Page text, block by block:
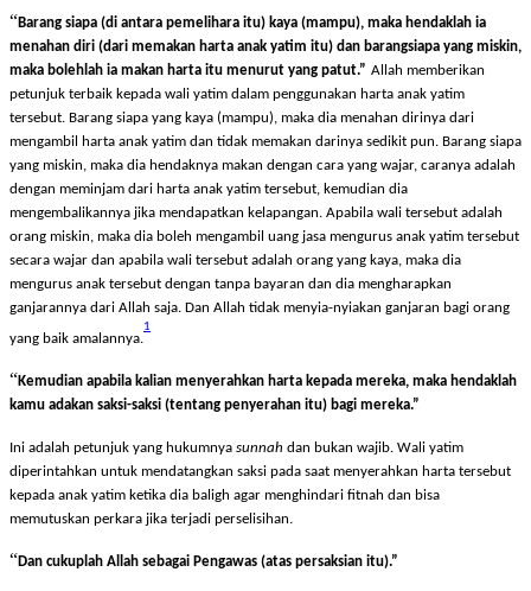
“Barang siapa (di antara pemelihara itu) kaya ( mampu) , maka hendaklah ia
menahan diri (dari memakan harta anak yatim itu) dan barangsiapa yang miskin,
maka bolehlah ia makan harta itu menurut yang patut. ” Allah memberikan
petunjuk terbaik kepada wali yatim dalam penggunakan harta anak yatim
tersebut. Barang siapa yang kaya (mampu), maka dia menahan dirinya dari
mengambil harta anak yatim dan tidak memakan darinya sedikit pun. Barang siapa
yang miskin, maka dia hendaknya makan dengan cara yang wajar, caranya adalah
dengan meminjam dari harta anak yatim tersebut, kemudian dia
mengembalikannya jika mendapatkan kelapangan. Apabila wali tersebut adalah
orang miskin, maka dia boleh mengambil uang jasa mengurus anak yatim tersebut
secara wajar dan apabila wali tersebut adalah orang yang kaya, maka dia
mengurus anak tersebut dengan tanpa bayaran dan dia mengharapkan
ganjarannya dari Allah saja. Dan Allah tidak menyia-nyiakan ganjaran bagi orang
“Kemudian apabilakalianmenyerahkan harta kepada mereka, maka hendaklah
Ini adalah petunjuk yang hukumnya sunnahdan bukan wajib. Wali yatim
diperintahkan untuk mendatangkan saksi pada saat menyerahkan harta tersebut
kepada anak yatim ketika dia baligh agar menghindari fitnah dan bisa